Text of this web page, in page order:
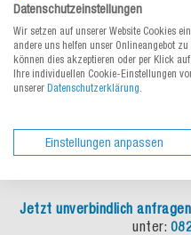
Jetzt unverbindlich
unter:
Datenschutzeinstellungen
Wir setzen auf unserer Website Cookies
andere uns helfen unser Onlineangebot
können dies akzeptieren oder per Klick
Ihre individuellen Cookie-Einstellungen
unserer Datenschutzerklärung
Einstellungen anpassen